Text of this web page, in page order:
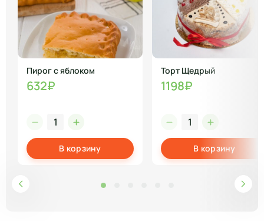
Пирог с яблоком
632₽
В корзину
Торт Щедрый
1198₽
В корзину